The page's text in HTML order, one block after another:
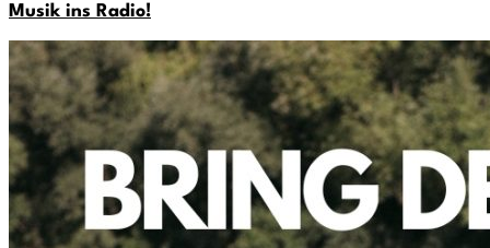
Musik ins Radio!